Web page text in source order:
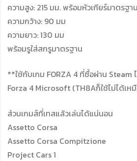
ความสูง: 215 มม. พร้อมหัวเกียร์มาตรฐาน
ความกว้าง: 90 มม
ความยาว: 130 มม
พร้อมรูใส่สกรูมาตรฐาน
**ใช้กับเกม FORZA 4 ที่ซื้อผ่าน Steam
Forza 4 Microsoft (TH8Aก็ใช้ไม่ได้เห
ส่วนเกมส์ที่เทสแล้วเล่นได้แน่นอน
Assetto Corsa
Assetto Corsa Compitzione
Project Cars 1